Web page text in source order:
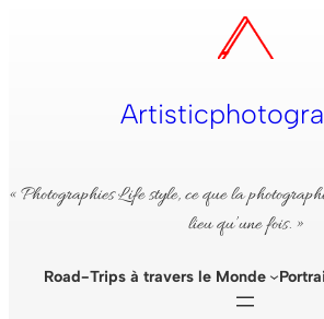
« Photographies Life style, ce que la
lieu qu’une fois. »
Road-Trips à travers le Monde